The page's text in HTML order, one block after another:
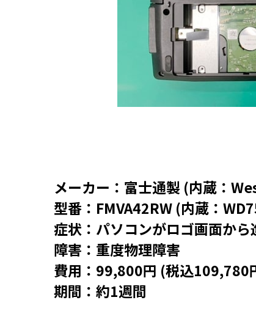
メーカー：富士通製 (内蔵：
型番：FMVA42RW (内蔵：
症状：パソコンがロゴ画面か
障害：重度物理障害
費用：99,800円 (税込109,780
期間：約1週間